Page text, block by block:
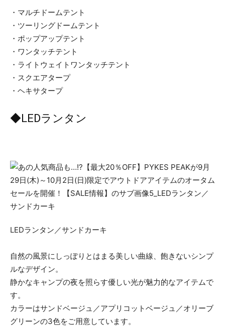
・マルチドームテント
・ツーリングドームテント
・ポップアップテント
・ワンタッチテント
・ライトウェイトワンタッチテント
・スクエアタープ
・ヘキサタープ
◆LEDランタン
LEDランタン／サンドカーキ
自然の風景にしっぽりとはまる美しい曲線、飽きないシンプ
ルなデザイン。
静かなキャンプの夜を照らす優しい光が魅力的なアイテムで
す。
カラーはサンドベージュ／アプリコットベージュ／オリーブ
グリーンの3色をご用意しています。